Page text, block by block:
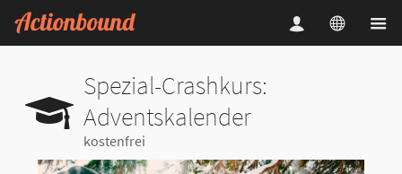
Spezial-Crashkurs:
Adventskalender
kostenfrei